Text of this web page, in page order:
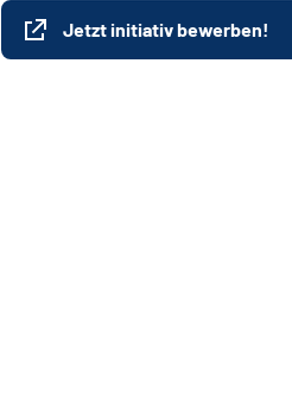
Jetzt initiativ bewerben!